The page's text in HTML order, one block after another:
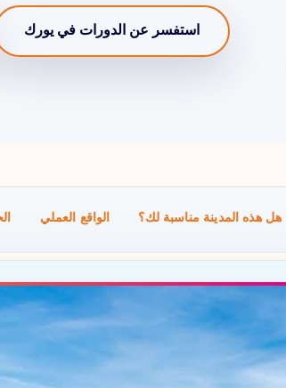
استفسر عن الدورات في يورك
الواقع العملي هل هذه المدينة مناسبة لك؟